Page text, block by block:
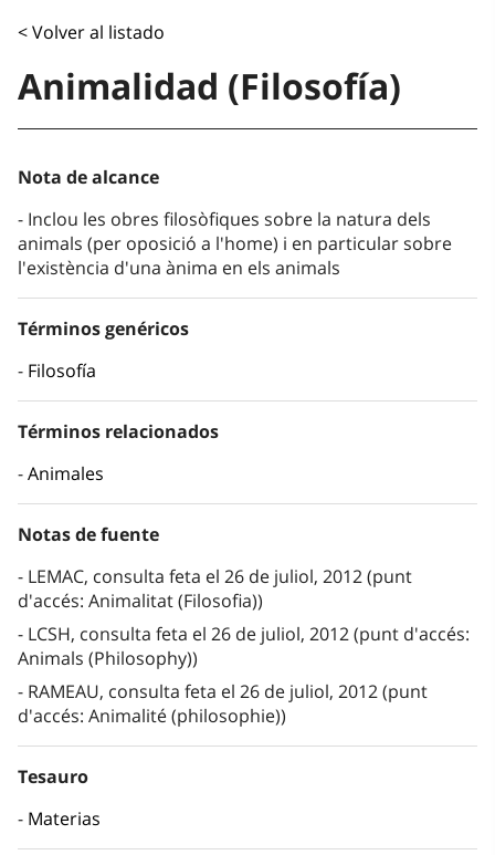
< Volver al listado
Animalidad (Filosofía)
Nota de alcance
Inclou les obres filosòfiques sobre la natura dels
animals (per oposició a l'home) i en particular sobre
l'existència d'una ànima en els animals
Términos genéricos
Filosofía
Términos relacionados
Animales
Notas de fuente
LEMAC, consulta feta el 26 de juliol, 2012 (punt
d'accés: Animalitat (Filosofia))
LCSH, consulta feta el 26 de juliol, 2012 (punt d'accés:
Animals (Philosophy))
RAMEAU, consulta feta el 26 de juliol, 2012 (punt
d'accés: Animalité (philosophie))
Tesauro
Materias